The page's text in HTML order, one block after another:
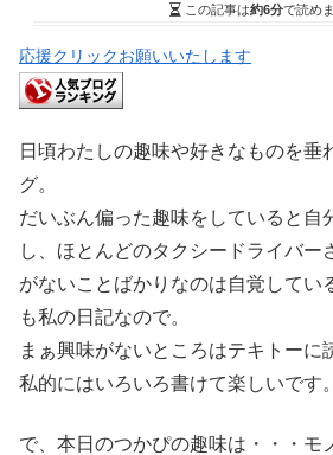
この記事は約6分で読めま
応援クリックお願いいたします
日頃わたしの趣味や好きなものを垂
グ。
だいぶん偏った趣味をしていると自
し、ほとんどのタクシードライバー
がないことばかりなのは自覚してい
も私の日記なので。
まぁ興味がないところはテキトーに
私的にはいろいろ書けて楽しいです。
で、本日のつかぴの趣味は・・・モ